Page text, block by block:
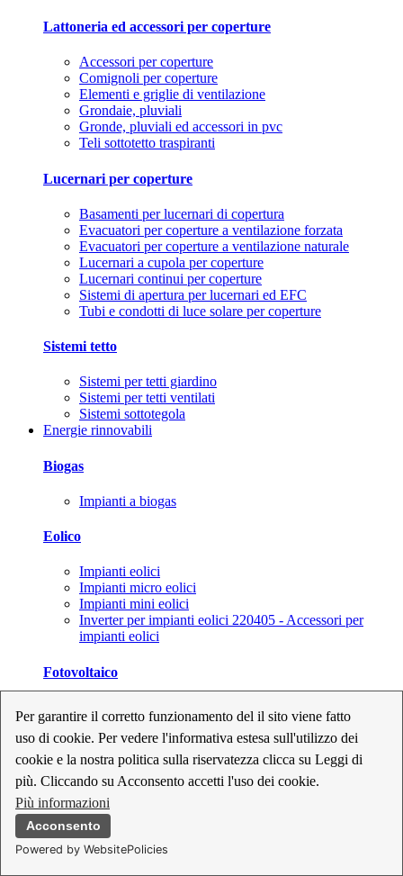
Per garantire il corretto funzionamento del il sito viene fatto
uso di cookie. Per vedere l'informativa estesa sull'utilizzo dei
cookie e la nostra politica sulla riservatezza clicca su Leggi di
più. Cliccando su Acconsento accetti l'uso dei cookie.
Più informazioni
Acconsento
Powered by WebsitePolicies
Lattoneria ed accessori per coperture
Accessori per coperture
Comignoli per coperture
Elementi e griglie di ventilazione
Grondaie, pluviali
Gronde, pluviali ed accessori in pvc
Teli sottotetto traspiranti
Lucernari per coperture
Basamenti per lucernari di copertura
Evacuatori per coperture a ventilazione forzata
Evacuatori per coperture a ventilazione naturale
Lucernari a cupola per coperture
Lucernari continui per coperture
Sistemi di apertura per lucernari ed EFC
Tubi e condotti di luce solare per coperture
Sistemi tetto
Sistemi per tetti giardino
Sistemi per tetti ventilati
Sistemi sottotegola
Energie rinnovabili
Biogas
Impianti a biogas
Eolico
Impianti eolici
Impianti micro eolici
Impianti mini eolici
Inverter per impianti eolici 220405 - Accessori per
impianti eolici
Fotovoltaico
Inverter per impianti fotovoltaici
Kit per impianti fotovoltaici
Moduli fotovoltaici
Sistemi di monitoraggio per impianti fotovoltaici
Strumenti di collaudo e configurazione per impianti
fotovoltaici
Supporti per impianti fotovoltaici
Geotermia